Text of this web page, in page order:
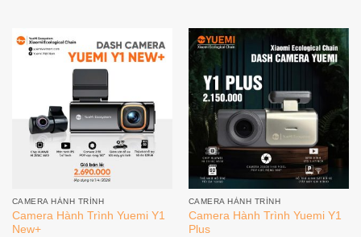
CAMERA HÀNH TRÌNH
Camera Hành Trình Yuemi Y1
New+
CAMERA HÀNH TRÌNH
Camera Hành Trình Yuemi Y1
Plus